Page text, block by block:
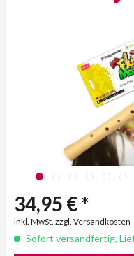
34,95 € *
inkl. MwSt. zzgl. Versandkosten
Sofort versandfertig,